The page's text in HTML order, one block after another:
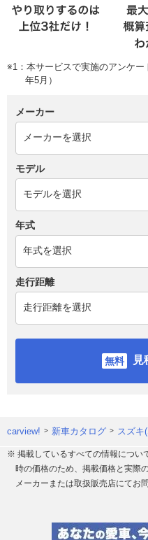
※1：本サービスで実施のアンケ
年5月）
メーカー
モデル
年式
走行距離
見
carview! 新車カタログ スズキ
※ 掲載しているすべての情報につい
時の価格のため、掲載価格と実際
メーカーまたは取扱販売店にてお